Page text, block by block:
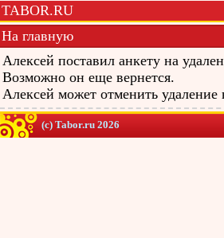
TABOR.RU
На главную
Алексей поставил анкету на
Возможно он еще вернется.
Алексей может отменить удаление
(c) Tabor.ru 2026